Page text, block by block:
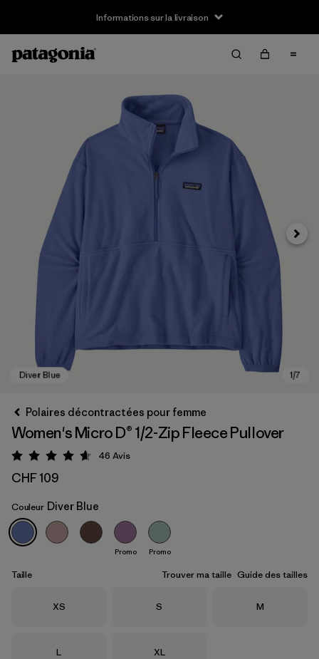
Informations sur la livraison
Diver Blue
Polaires décontractées pour femme
Women's Micro D® 1/2-Zip Fleece Pullover
Évaluation: 4.6 / 5
46 Avis
CHF 109
Couleur Diver Blue
Promo Promo
Taille Trouver ma taille Guide des tailles
Taille
XS Taille
S Taille
M
Taille
L Taille
XL